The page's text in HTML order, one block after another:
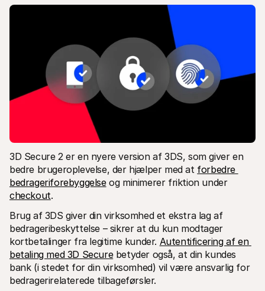
3D Secure 2 er en nyere version af 3DS, som giver en
bedre brugeroplevelse, der hjælper med at forbedre
bedrageriforebyggelse
og minimerer friktion under
checkout.
Brug af 3DS giver din virksomhed et ekstra lag af
bedrageribeskyttelse – sikrer at du kun modtager
kortbetalinger fra legitime kunder. Autentificering af en
betaling med 3D Secure betyder også, at din kundes
bank (i stedet for din virksomhed) vil være ansvarlig for
bedragerirelaterede tilbageførsler.